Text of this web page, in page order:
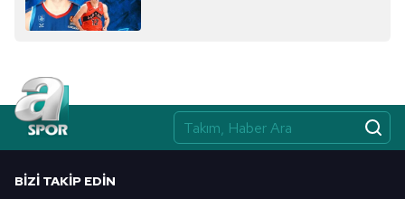
almak için lütfentıklayınız
BIZI TAKIP EDIN